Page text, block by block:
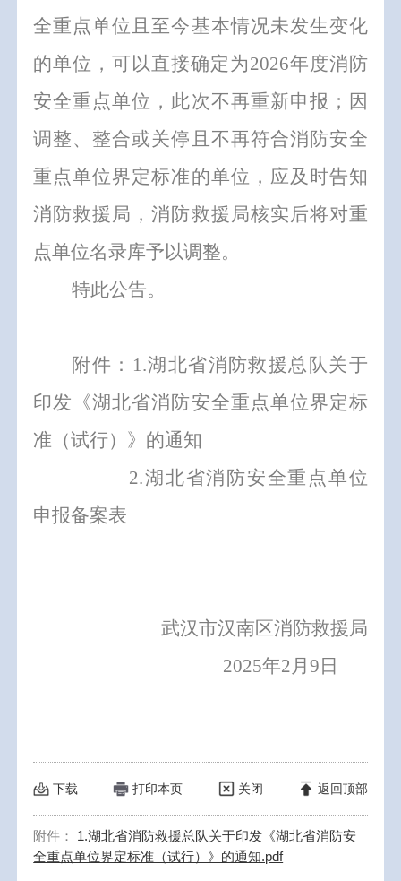
全重点单位且至今基本情况未发生变化
的单位，可以直接确定为2026年度消防
安全重点单位，此次不再重新申报；因
调整、整合或关停且不再符合消防安全
重点单位界定标准的单位，应及时告知
消防救援局，消防救援局核实后将对重
点单位名录库予以调整。
特此公告。
附件： 1.湖北省消防救援总队关于
印发《湖北省消防安全重点单位界定标
准（试行） 》的通知
2.湖北省消防安全重点单位
申报备案表
武汉市汉南区消防救援局
2025年2月 9 日
下载 打印本页 关闭 返回顶部
附件： 1.湖北省消防救援总队关于印发《湖北省消防安
全重点单位界定标准（试行）》的通知.pdf